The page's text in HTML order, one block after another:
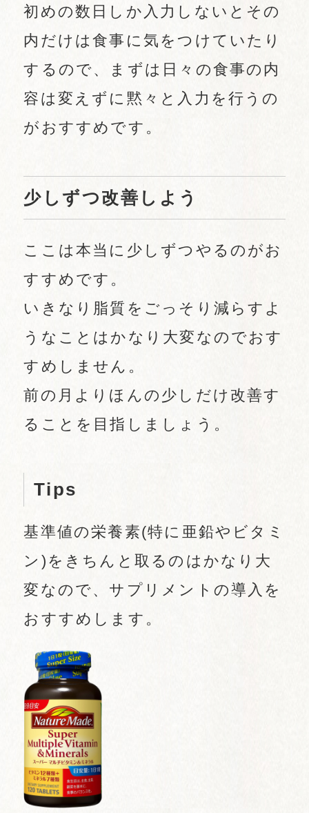
初めの数日しか入力しないとその
内だけは食事に気をつけていたり
するので、まずは日々の食事の内
容は変えずに黙々と入力を行うの
がおすすめです。
少しずつ改善しよう
ここは本当に少しずつやるのがお
すすめです。
いきなり脂質をごっそり減らすよ
うなことはかなり大変なのでおす
すめしません。
前の月よりほんの少しだけ改善す
ることを目指しましょう。
Tips
基準値の栄養素(特に亜鉛やビタミ
ン)をきちんと取るのはかなり大
変なので、サプリメントの導入を
おすすめします。